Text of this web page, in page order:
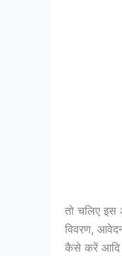
तो चलिए
विवरण,
कैसे करें आदि